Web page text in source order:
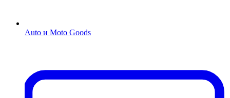
Auto и Moto Goods